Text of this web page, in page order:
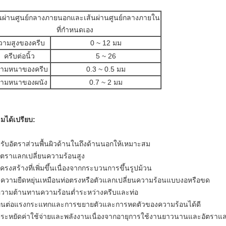
ผ่านศูนย์กลางภายนอกและเส้นผ่านศูนย์กลางภายใน
ที่กำหนดเอง
ามสูงของครีบ
0 ~ 12 มม
ครีบต่อนิ้ว
5 ~ 26
มหนาของครีบ
0.3 ~ 0.5 มม
มหนาของผนัง
0.7 ~ 2 มม
ได้เปรียบ:
บอัตราส่วนพื้นผิวด้านในถึงด้านนอกให้เหมาะสม
ราแลกเปลี่ยนความร้อนสูง
รงสร้างที่เพิ่มขึ้นเนื่องจากกระบวนการขึ้นรูปม้วน
วามยืดหยุ่นเหมือนท่อตรงหรือตัวแลกเปลี่ยนความร้อนแบบงอหรือขด
ามต้านทานความร้อนต่ำระหว่างครีบและท่อ
ต่อแรงกระแทกและการขยายตัวและการหดตัวของความร้อนได้ดี
ะหยัดค่าใช้จ่ายและพลังงานเนื่องจากอายุการใช้งานยาวนานและอัตราแ